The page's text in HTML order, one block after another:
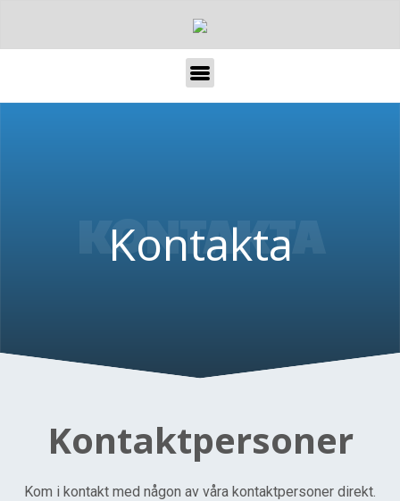
Kontakta
KONTAKTA
Kontaktpersoner
Kom i kontakt med någon av våra kontaktpersoner direkt.